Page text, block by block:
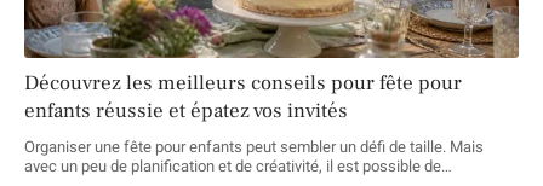
Découvrez les meilleurs conseils pour fête pour
enfants réussie et épatez vos invités
Organiser une fête pour enfants peut sembler un défi de taille. Mais
avec un peu de planification et de créativité, il est possible de…